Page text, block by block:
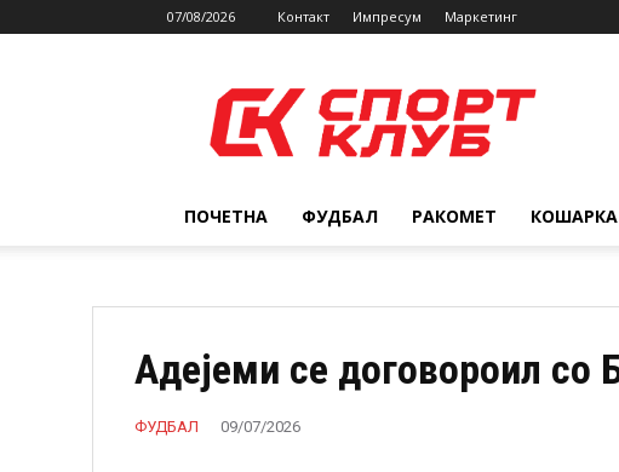
07/08/2026 Контакт Импресум Маркетинг
ПОЧЕТНА ФУДБАЛ РАКОМЕТ КОШАРКА
Адејеми се договороил со
ФУДБАЛ 09/07/2026